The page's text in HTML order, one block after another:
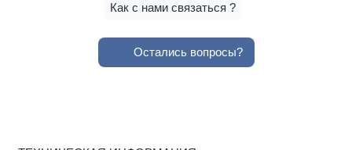
Как с нами связаться ?
Остались вопросы?